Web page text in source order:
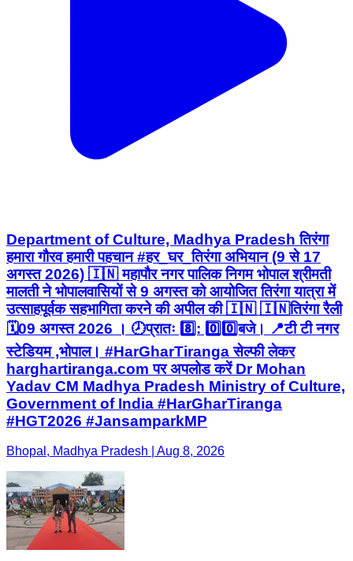
Department of Culture, Madhya Pradesh तिरंगा
हमारा गौरव हमारी पहचान #हर_घर_तिरंगा अभियान (9 से 17
अगस्त 2026) 🇮🇳 महापौर नगर पालिक निगम भोपाल श्रीमती
मालती ने भोपालवासियों से 9 अगस्त को आयोजित तिरंगा यात्रा में
उत्साहपूर्वक सहभागिता करने की अपील की 🇮🇳 🇮🇳तिरंगा रैली
🗓️09 अगस्त 2026 । 🕗प्रातः 8️⃣: 0️⃣0️⃣बजे। 📍टी टी नगर
स्टेडियम ,भोपाल। #HarGharTiranga सेल्फी लेकर
harghartiranga.com पर अपलोड करें Dr Mohan
Yadav CM Madhya Pradesh Ministry of Culture,
Government of India #HarGharTiranga
#HGT2026 #JansamparkMP
Bhopal, Madhya Pradesh | Aug 8, 2026